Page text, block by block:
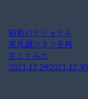
昭和のナショナル
家具調コタツを再
生してみた
2021.12.292021.12.30